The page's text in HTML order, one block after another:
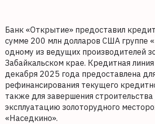
Банк «Открытие» предоставил
сумме 200 млн долларов США группе
одному из ведущих производителей
Забайкальском крае. Кредитная
декабря 2025 года предоставлена
рефинансирования текущего
также для завершения
эксплуатацию золоторудного
«Наседкино».